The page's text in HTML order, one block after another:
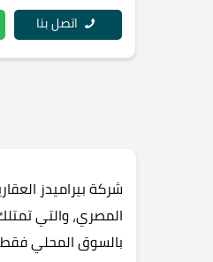
اتصل بنا
بالسوق المحلي فقط،